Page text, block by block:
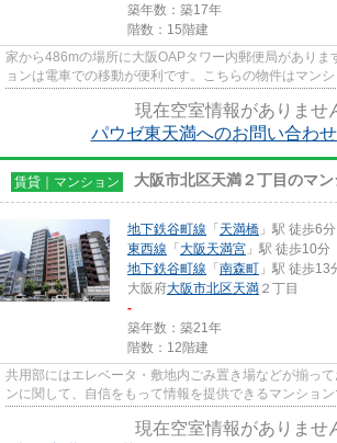
築年数：築17年
階数：15階建
家から486mの場所に大阪OAPタワー内郵便局がありま
ョンは電車での移動が便利です。こちらの物件はマン
現在空室情報がありませ
パウゼ東天満へのお問い合わ
賃貸｜マンション 大阪市北区天満２丁目のマン
地下鉄谷町線 「 天満橋 」駅 徒歩6分
東西線 「 大阪天満宮 」駅 徒歩10分
地下鉄谷町線 「 南森町 」駅 徒歩13
大阪府大阪市北区天満 ２丁目
-
築年数：築21年
階数：12階建
共用部にはエレベータ・敷地内ごみ置き場などが揃っ
ンに関して、自信をもって情報を提供できるマンショ
現在空室情報がありませ